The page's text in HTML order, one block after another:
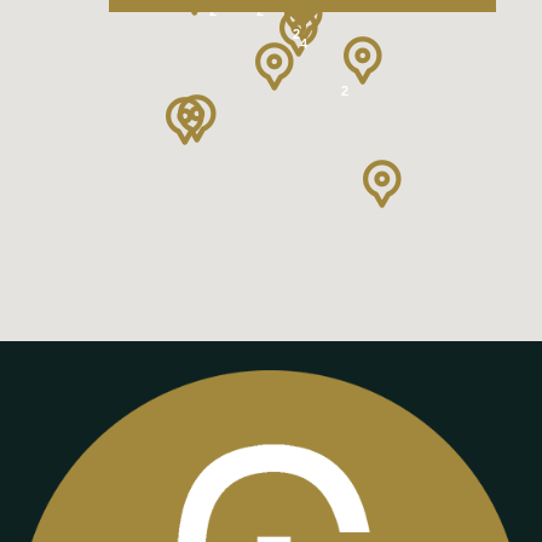
2
2
4
2
2